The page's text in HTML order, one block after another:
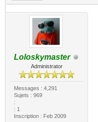
Loloskymaster
Administrator
Messages : 4,291
Sujets : 969
:
: 1
Inscription : Feb 2009